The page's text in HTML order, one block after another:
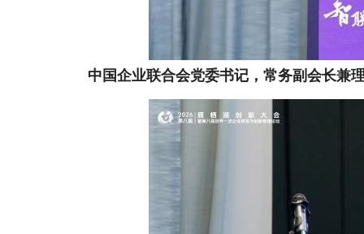
中国企业联合会党委书记 ，常务副会长兼